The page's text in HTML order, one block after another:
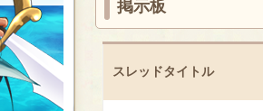
掲示板
スレッドタイトル